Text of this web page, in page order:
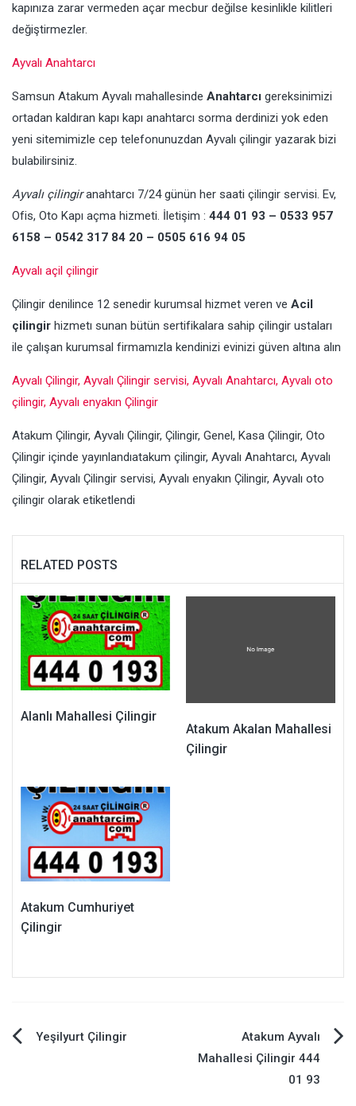
kapınıza zarar vermeden açar mecbur değilse kesinlikle kilitleri
değiştirmezler.
Ayvalı Anahtarcı
Samsun Atakum Ayvalı mahallesinde Anahtarcı gereksinimizi
ortadan kaldıran kapı kapı anahtarcı sorma derdinizi yok eden
yeni sitemimizle cep telefonunuzdan Ayvalı çilingir yazarak bizi
bulabilirsiniz.
Ayvalı çilingiranahtarcı 7/24 günün her saati çilingir servisi. Ev,
Ofis, Oto Kapı açma hizmeti. İletişim : 444 01 93 – 0533 957
6158 – 0542 317 84 20 – 0505 616 94 05
Ayvalı açil çilingir
Çilingir denilince 12 senedir kurumsal hizmet veren ve Acil
çilingir hizmetı sunan bütün sertifikalara sahip çilingir ustaları
ile çalışan kurumsal firmamızla kendinizi evinizi güven altına alın
Ayvalı Çilingir, Ayvalı Çilingir servisi, Ayvalı Anahtarcı, Ayvalı oto
çilingir, Ayvalı enyakın Çilingir
Atakum Çilingir, Ayvalı Çilingir, Çilingir, Genel, Kasa Çilingir, Oto
Çilingir içinde yayınlandıatakum çilingir, Ayvalı Anahtarcı, Ayvalı
Çilingir, Ayvalı Çilingir servisi, Ayvalı enyakın Çilingir, Ayvalı oto
çilingir olarak etiketlendi
RELATED POSTS
Alanlı Mahallesi Çilingir
Atakum Akalan Mahallesi
Çilingir
Atakum Cumhuriyet
Çilingir
YazıYeşilyurt Çilingir
Atakum Ayvalı
Mahallesi Çilingir 444
01 93